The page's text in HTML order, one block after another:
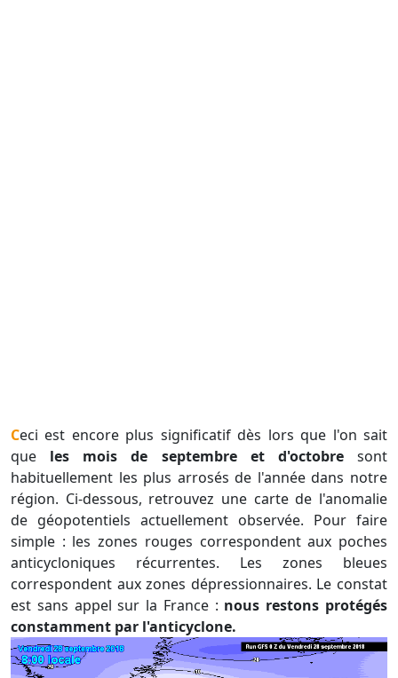
Ceci est encore plus significatif dès lors que l'on sait
que les mois de septembre et d'octobresont
habituellement les plus arrosés de l'année dans notre
région. Ci-dessous, retrouvez une carte de l'anomalie
de géopotentiels actuellement observée. Pour faire
simple : les zones rouges correspondent aux poches
anticycloniques récurrentes. Les zones bleues
correspondent aux zones dépressionnaires. Le constat
est sans appel sur la France : nous restons protégés
constamment par l'anticyclone.